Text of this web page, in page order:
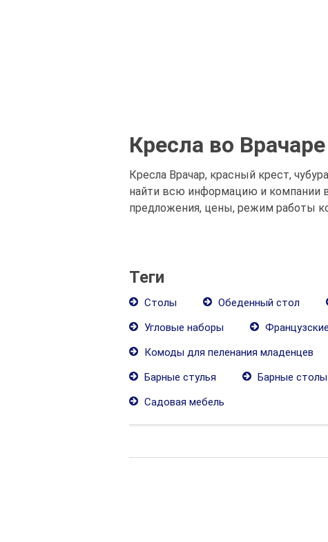
Кресла во
Кресла Врачар, красный крест,
найти всю информацию и компании
предложения, цены, режим работы
Теги
Столы Обеденный стол
Угловые наборы
Комоды для пеленания младенцев
Барные стулья
Барные столы
Садовая мебель